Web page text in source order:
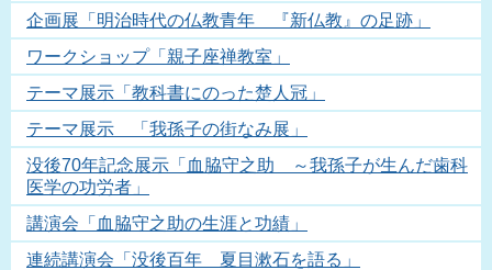
企画展「明治時代の仏教青年 『新仏教』の足跡」
ワークショップ「親子座禅教室」
テーマ展示「教科書にのった楚人冠」
テーマ展示 「我孫子の街なみ展」
没後70年記念展示「血脇守之助 ～我孫子が生んだ歯科
医学の功労者」
講演会「血脇守之助の生涯と功績」
連続講演会「没後百年 夏目漱石を語る」